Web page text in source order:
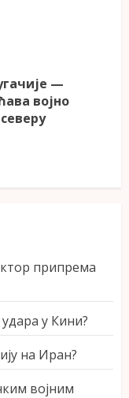
—
војно
припрема
у Кини?
на Иран?
војним